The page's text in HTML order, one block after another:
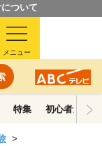
ついて
メニュー
特集 初心者ガイド